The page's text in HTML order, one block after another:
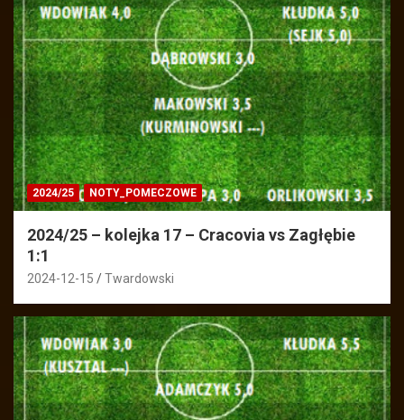
2024/25 NOTY_POMECZOWE
2024/25 – kolejka 17 – Cracovia vs Zagłębie
1:1
2024-12-15 Twardowski